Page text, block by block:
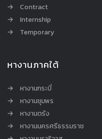
Contract
Internship
Temporary
หางานภาคใต้
หางานกระบี่
หางานชุมพร
หางานตรัง
หางานนครศรีธรรมราช